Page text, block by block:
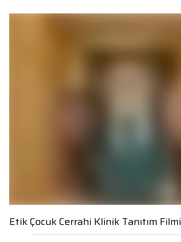
Etik Çocuk Cerrahi Klinik Tanıtım Filmi